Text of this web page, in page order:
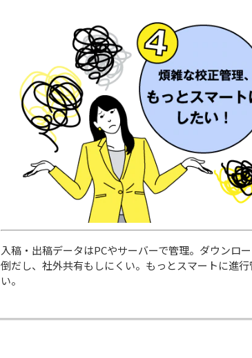
入稿・出稿データはPCやサーバーで管理。ダウンロ
倒だし、社外共有もしにくい。もっとスマートに進行
い。